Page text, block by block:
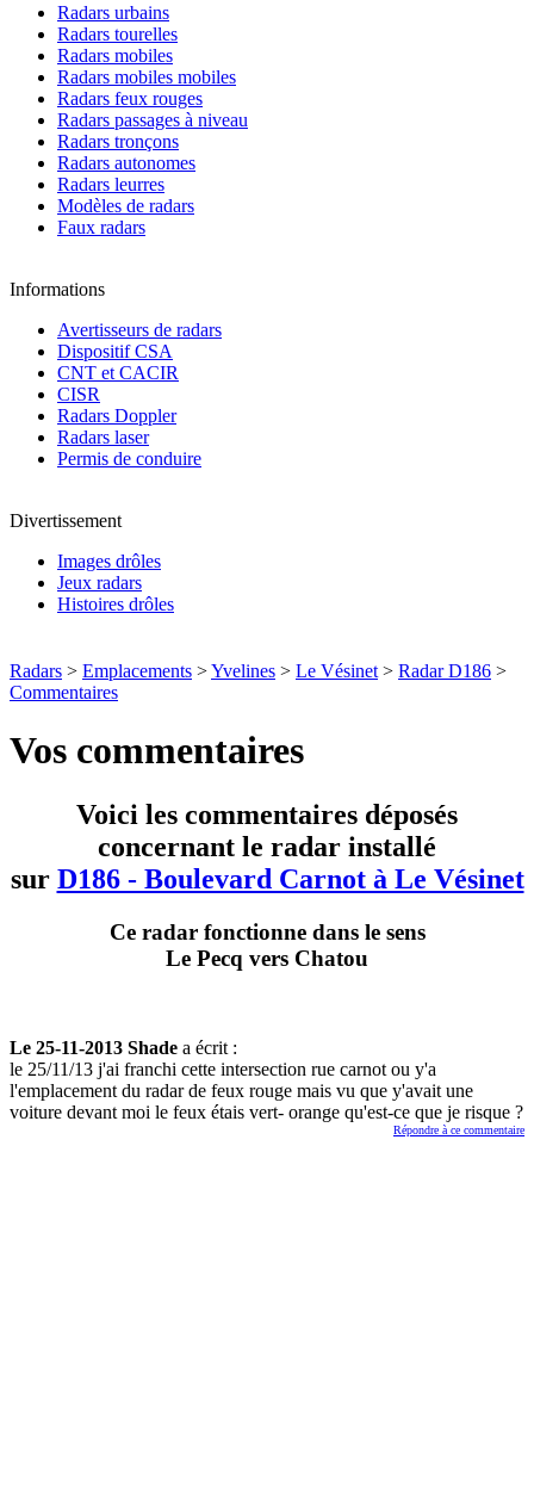
Radars urbains
Radars tourelles
Radars mobiles
Radars mobiles mobiles
Radars feux rouges
Radars passages à niveau
Radars tronçons
Radars autonomes
Radars leurres
Modèles de radars
Faux radars
Informations
Avertisseurs de radars
Dispositif CSA
CNT et CACIR
CISR
Radars Doppler
Radars laser
Permis de conduire
Divertissement
Images drôles
Jeux radars
Histoires drôles
Radars > Emplacements >Yvelines > Le Vésinet > Radar D186 >
Commentaires
Vos commentaires
Voici les commentaires déposés
concernant le radar installé
sur D186 - Boulevard Carnot à Le Vésinet
Ce radar fonctionne dans le sens
Le Pecq vers Chatou
Le 25-11-2013 Shade a écrit :
le 25/11/13 j'ai franchi cette intersection rue carnot ou y'a
l'emplacement du radar de feux rouge mais vu que y'avait une
voiture devant moi le feux étais vert- orange qu'est-ce que je risque ?
Répondre à ce commentaire